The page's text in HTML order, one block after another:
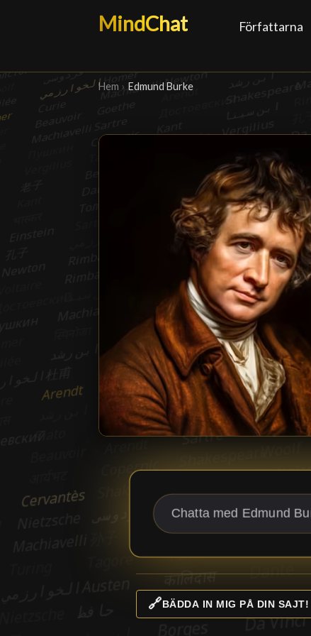
MindChat Författarna
Hem › Edmund Burke
🔗BÄDDA IN MIG PÅ DIN SAJT!